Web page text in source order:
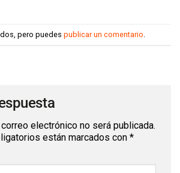
pero puedes publicar un comentario
electrónico no será publicada.
están marcados con *